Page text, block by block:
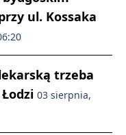
ul. Kossaka
trzeba
03 sierpnia,